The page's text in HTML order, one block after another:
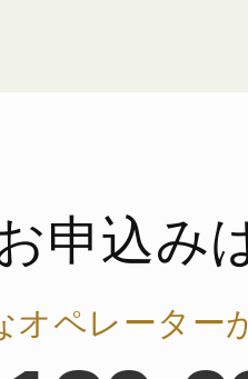
申込み
オペレーター